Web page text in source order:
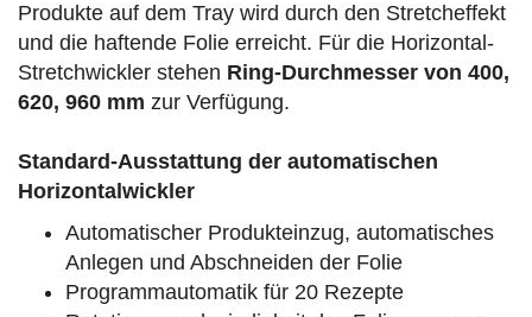
Produkte auf dem Tray wird durch den Stretcheffekt
und die haftende Folie erreicht. Für die Horizontal-
Stretchwickler stehen Ring-Durchmesser von 400,
620, 960 mm zur Verfügung.
Standard-Ausstattung der automatischen
Horizontalwickler
Automatischer Produkteinzug, automatisches
Anlegen und Abschneiden der Folie
Programmautomatik für 20 Rezepte